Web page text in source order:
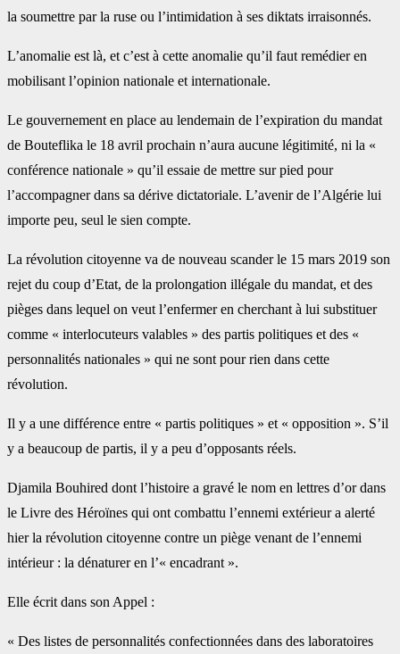
la soumettre par la ruse ou l’intimidation à ses diktats irraisonnés.
L’anomalie est là, et c’est à cette anomalie qu’il faut remédier en
mobilisant l’opinion nationale et internationale.
Le gouvernement en place au lendemain de l’expiration du mandat
de Bouteflika le 18 avril prochain n’aura aucune légitimité, ni la «
conférence nationale » qu’il essaie de mettre sur pied pour
l’accompagner dans sa dérive dictatoriale. L’avenir de l’Algérie lui
importe peu, seul le sien compte.
La révolution citoyenne va de nouveau scander le 15 mars 2019 son
rejet du coup d’Etat, de la prolongation illégale du mandat, et des
pièges dans lequel on veut l’enfermer en cherchant à lui substituer
comme « interlocuteurs valables » des partis politiques et des «
personnalités nationales » qui ne sont pour rien dans cette
révolution.
Il y a une différence entre « partis politiques » et « opposition ». S’il
y a beaucoup de partis, il y a peu d’opposants réels.
Djamila Bouhired dont l’histoire a gravé le nom en lettres d’or dans
le Livre des Héroïnes qui ont combattu l’ennemi extérieur a alerté
hier la révolution citoyenne contre un piège venant de l’ennemi
intérieur : la dénaturer en l’« encadrant ».
Elle écrit dans son Appel :
« Des listes de personnalités confectionnées dans des laboratoires